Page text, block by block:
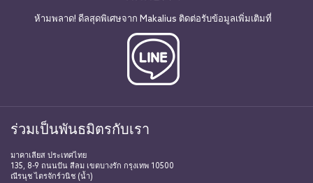
ห้ามพลาด! ดีลสุดพิเศษจาก Makalius ติดต่อรับข้อมูลเพิ่มเติมที่
ร่วมเป็นพันธมิตรกับเรา
มาคาเลียส ประเทศไทย
135, 8-9 ถนนปัน สีลม เขตบางรัก กรุงเทพ 10500
ณีรนุช ไตรจักร์วนิช (น้ำ)